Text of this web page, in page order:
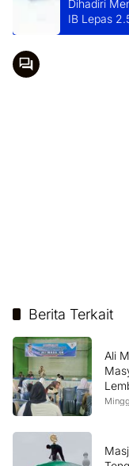
Dihadiri
IB Lepas
Berita Terkait
Ali